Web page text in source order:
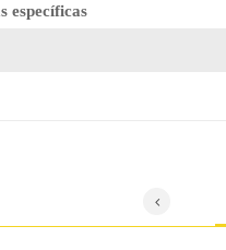
específicas